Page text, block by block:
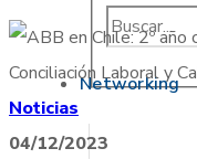
Networking
Noticias
04/12/2023